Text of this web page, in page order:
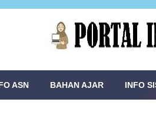
ASN BAHAN AJAR INFO